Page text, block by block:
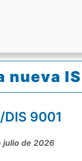
nueva
9001
julio de 2026